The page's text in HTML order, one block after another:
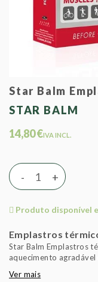
Star Balm
STAR BALM
14,80 €IVA INCL.
+
-
Produto disponível
Emplastros
Star Balm Emplastros
aquecimento
Ver mais